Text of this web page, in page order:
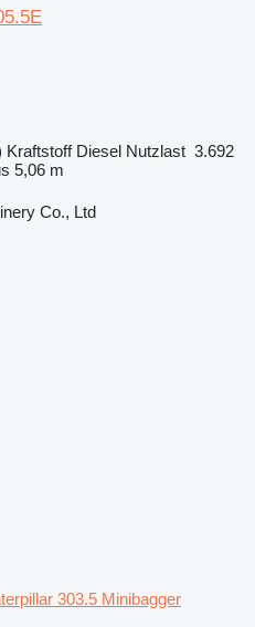
Kraftstoff Diesel Nutzlast 3.692
5,06 m
Co., Ltd
303.5 Minibagger